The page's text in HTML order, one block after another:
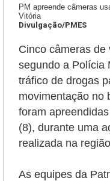
PM apreende câmeras
Vitória
Divulgação/PMES
Cinco câmeras de
segundo a Polícia
tráfico de drogas
movimentação no
foram
(8), durante uma
realizada na
As equipes da